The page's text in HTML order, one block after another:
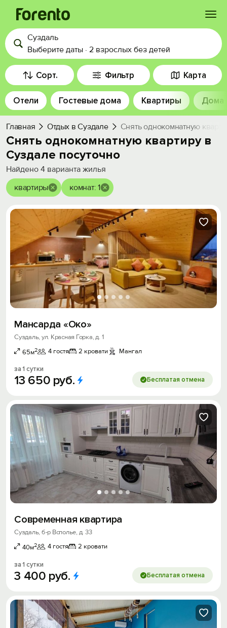
Войти
Избранное
История просмотра
Добавить свой объект
Суздаль
Выберите даты · 2 взрослых без детей
Сорт. Фильтр Карта
Отели Гостевые дома Квартиры Дома
Главная Отдых в Суздале Снять однокомнатную
Снять однокомнатную квартиру в
Суздале посуточно
Найдено 4 варианта жилья
квартиры
комнат: 1
Мансарда «Око»
Суздаль, ул. Красная Горка, д. 1
65м2 4 гостя 2 кровати Мангал
за 1 сутки
13 650 руб. Бесплатая отмена
Современная квартира
Суздаль, б-р Всполье, д. 33
40м2 4 гостя 2 кровати
за 1 сутки
3 400 руб. Бесплатая отмена